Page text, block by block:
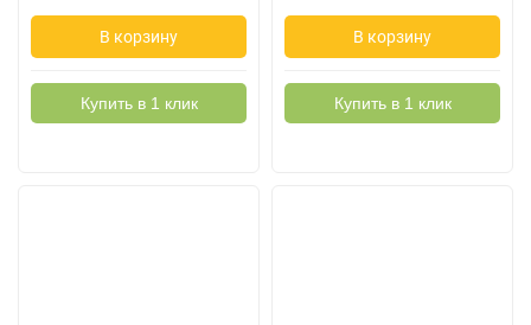
В корзину
Купить в 1 клик
В корзину
Купить в 1 клик